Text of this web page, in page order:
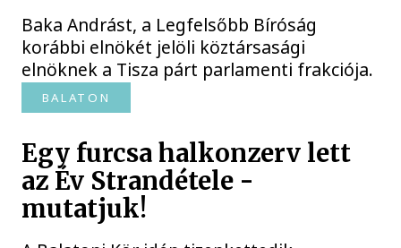
Baka Andrást, a Legfelsőbb Bíróság
korábbi elnökét jelöli köztársasági
elnöknek a Tisza párt parlamenti frakciója.
BALATON
Egy furcsa halkonzerv lett
az Év Strandétele -
mutatjuk!